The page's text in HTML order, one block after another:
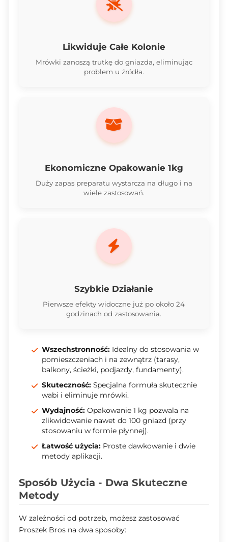
Likwiduje Całe Kolonie
Mrówki zanoszą trutkę do gniazda, eliminując
problem u źródła.
Ekonomiczne Opakowanie 1kg
Duży zapas preparatu wystarcza na długo i na
wiele zastosowań.
Szybkie Działanie
Pierwsze efekty widoczne już po około 24
godzinach od zastosowania.
Wszechstronność:Idealny do stosowania w
pomieszczeniach i na zewnątrz (tarasy,
balkony, ścieżki, podjazdy, fundamenty).
Skuteczność:Specjalna formuła skutecznie
wabi i eliminuje mrówki.
Wydajność:Opakowanie 1 kg pozwala na
zlikwidowanie nawet do 100 gniazd (przy
stosowaniu w formie płynnej).
Łatwość użycia:Proste dawkowanie i dwie
metody aplikacji.
Sposób Użycia - Dwa Skuteczne
Metody
W zależności od potrzeb, możesz zastosować
Proszek Bros na dwa sposoby: